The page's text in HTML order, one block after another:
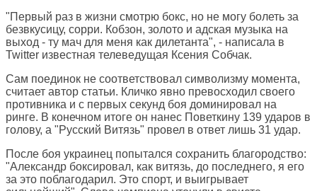
"Первый раз в жизни смотрю бокс, но не могу болеть за
безвкусицу, сорри. Кобзон, золото и адская музыка на
выход - ту мач для меня как дилетанта", - написала в
Twitter известная телеведущая Ксения Собчак.
Сам поединок не соответствовал символизму момента,
считает автор статьи. Кличко явно превосходил своего
противника и с первых секунд боя доминировал на
ринге. В конечном итоге он нанес Поветкину 139 ударов в
голову, а "Русский Витязь" провел в ответ лишь 31 удар.
После боя украинец попытался сохранить благородство:
"Александр боксировал, как витязь, до последнего, я его
за это поблагодарил. Это спорт, и выигрывает